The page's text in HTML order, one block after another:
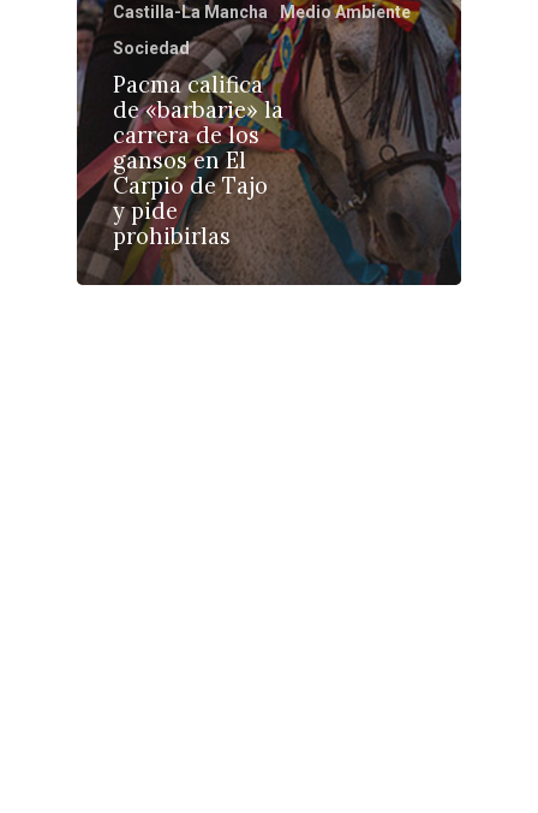
Castilla-La Mancha
Medio Ambiente
Sociedad
Pacma califica
de «barbarie» la
carrera de los
gansos en El
Carpio de Tajo
y pide
prohibirlas
Sucesos
Medio Ambiente
Planeta Rural
Especiales
Política
Galerías